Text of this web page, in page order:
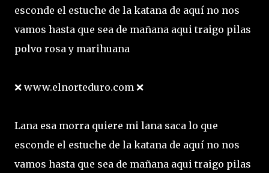
esconde el estuche de la katana de aquí no nos
vamos hasta que sea de mañana aqui traigo pilas
polvo rosa y marihuana
❌ www.elnorteduro.com ❌
Lana esa morra quiere mi lana saca lo que
esconde el estuche de la katana de aquí no nos
vamos hasta que sea de mañana aqui traigo pilas